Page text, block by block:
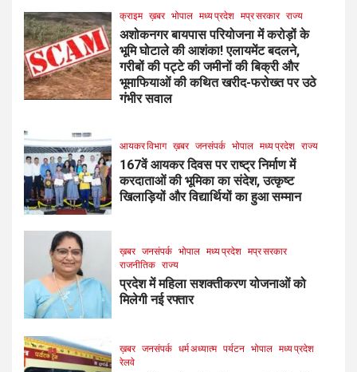
क्राइम ख़बर भोपाल मध्य प्रदेश मप्र सरकार राज्य
अशोकनगर बायपास परियोजना में करोड़ों के
भूमि घोटाले की आशंका! एलायमेंट बदलने,
गरीबों की पट्टे की जमीनों की बिक्री और
भूमाफियाओं की कथित खरीद-फरोख्त पर उठे
गंभीर सवाल
आयकर विभाग ख़बर जनसंपर्क भोपाल मध्य प्रदेश राज्य
167वें आयकर दिवस पर राष्ट्र निर्माण में
करदाताओं की भूमिका का संदेश, उत्कृष्ट
खिलाड़ियों और विद्यार्थियों का हुआ सम्मान
ख़बर जनसंपर्क भोपाल मध्य प्रदेश मप्र सरकार
राजनीतिक राज्य
प्रदेश में महिला सशक्तीकरण योजनाओं को
मिलेगी नई रफ्तार
ख़बर जनसंपर्क धर्म अध्यात्म पर्यटन भोपाल मध्य प्रदेश
रेलवे